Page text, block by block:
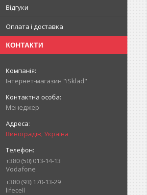
Відгуки
Оплата і доставка
КОНТАКТИ
Інтернет-магазин "iSklad"
Менеджер
Виноградів, Україна
+380 (50) 013-14-13
Vodafone
+380 (93) 170-13-29
lifecell